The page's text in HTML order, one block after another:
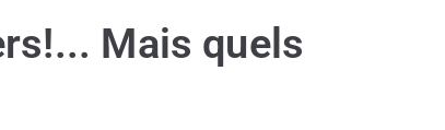
Mais quels